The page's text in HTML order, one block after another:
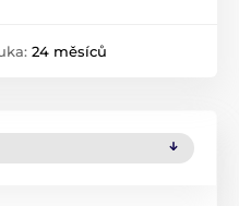
24 měsíců